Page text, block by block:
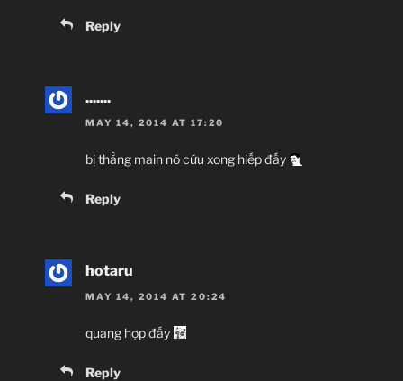
Reply
.......
MAY 14, 2014 AT 17:20
bị thằng main nó cứu xong hiếp đấy
Reply
hotaru
MAY 14, 2014 AT 20:24
quang hợp đấy
Reply